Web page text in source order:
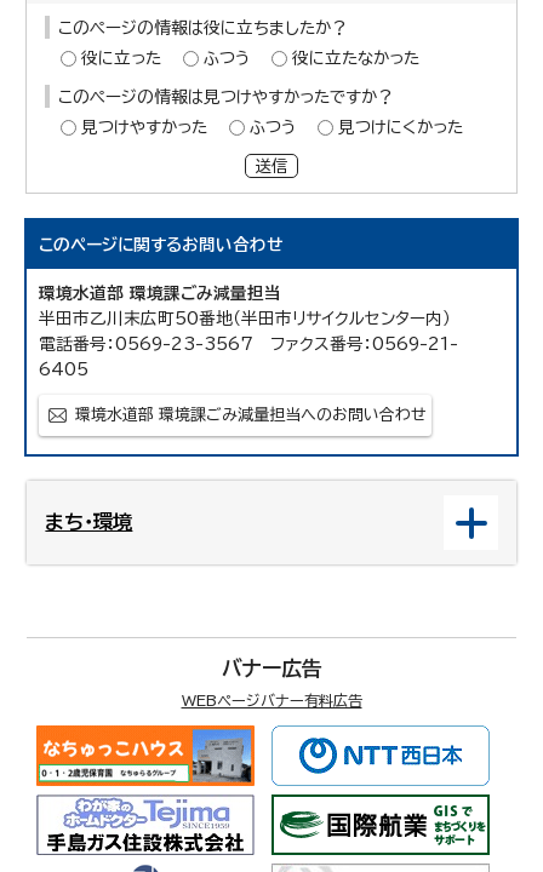
このページの情報は役に立ちましたか？
役に立った
ふつう 役に立たなかった
このページの情報は見つけやすかったですか？
見つけやすかった
ふつう 見つけにくかった
送信
このページに関するお問い合わせ
環境水道部 環境課ごみ減量担当
半田市乙川末広町50番地（半田市リサイクルセンター内）
電話番号：0569-23-3567 ファクス番号：0569-21-
6405
環境水道部 環境課ごみ減量担当へのお問い合わせ
まち・環境
バナー広告
WEBページバナー有料広告